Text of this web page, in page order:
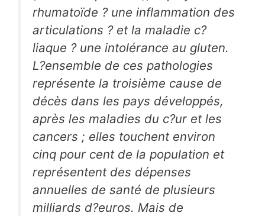
rhumatoïde ? une inflammation des
articulations ? et la maladie c?
liaque ? une intolérance au gluten.
L?ensemble de ces pathologies
représente la troisième cause de
décès dans les pays développés,
après les maladies du c?ur et les
cancers ; elles touchent environ
cinq pour cent de la population et
représentent des dépenses
annuelles de santé de plusieurs
milliards d?euros. Mais de